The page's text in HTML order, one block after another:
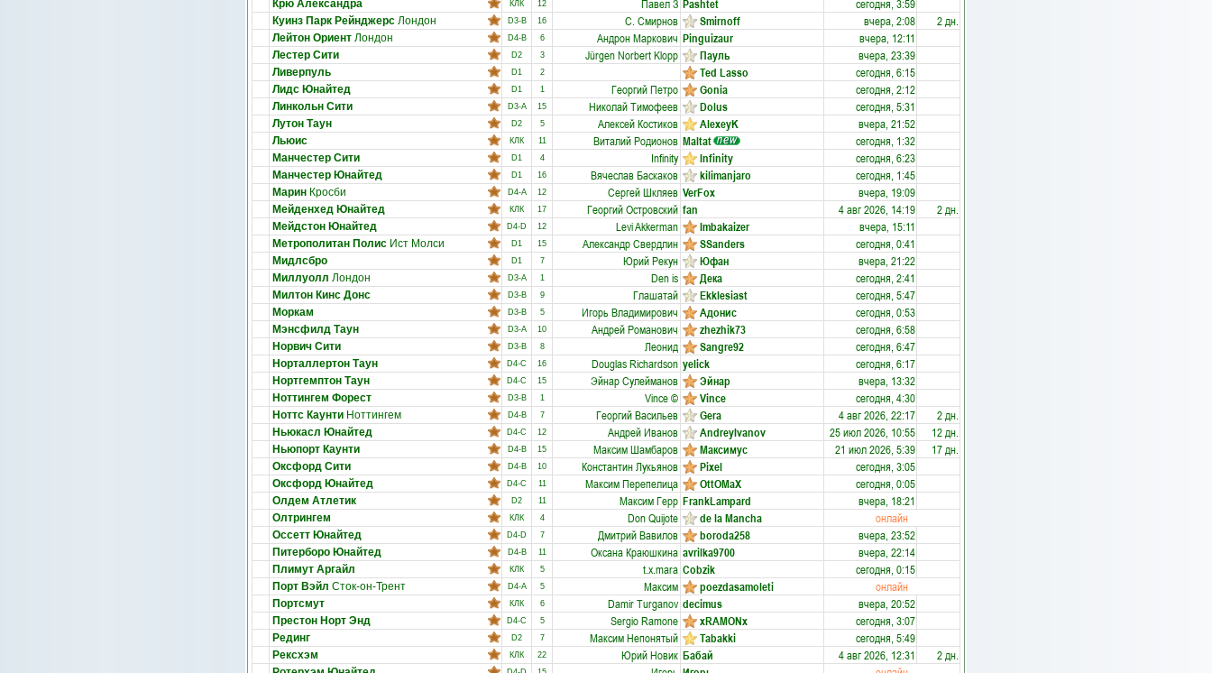
Крю Александра КЛК 12 Павел З Pashtet сегодня, 3:59
Куинз Парк Рейнджерс Лондон D3-B 16 С. Смирнов Smirnoff вчера, 2:08 2 дн.
Лейтон Ориент Лондон D4-B 6 Андрон Маркович Pinguizaur вчера, 12:11
Лестер Сити D2 3 Jürgen Norbert Klopp Пауль вчера, 23:39
Ливерпуль D1 2 Ted Lasso сегодня, 6:15
Лидс Юнайтед D1 1 Георгий Петро Gonia сегодня, 2:12
Линкольн Сити D3-A 15 Николай Тимофеев Dolus сегодня, 5:31
Лутон Таун D2 5 Алексей Костиков AlexeyK вчера, 21:52
Льюис КЛК 11 Виталий Родионов Maltat сегодня, 1:32
Манчестер Сити D1 4 Infinity Infinity сегодня, 6:23
Манчестер Юнайтед D1 16 Вячеслав Баскаков kilimanjaro сегодня, 1:45
Марин Кросби D4-A 12 Сергей Шкляев VerFox вчера, 19:09
Мейденхед Юнайтед КЛК 17 Георгий Островский fan 4 авг 2026, 14:19 2 дн.
Мейдстон Юнайтед D4-D 12 Levi Akkerman Imbakaizer вчера, 15:11
Метрополитан Полис Ист Молси D1 15 Александр Свердлин SSanders сегодня, 0:41
Мидлсбро D1 7 Юрий Рекун Юфан вчера, 21:22
Миллуолл Лондон D3-A 1 Den is Дека сегодня, 2:41
Милтон Кинс Донс D3-B 9 Глашатай Ekklesiast сегодня, 5:47
Моркам D3-B 5 Игорь Владимирович Адонис сегодня, 0:53
Мэнсфилд Таун D3-A 10 Андрей Романович zhezhik73 сегодня, 6:58
Норвич Сити D3-B 8 Леонид Sangre92 сегодня, 6:47
Норталлертон Таун D4-C 16 Douglas Richardson yelick сегодня, 6:17
Нортгемптон Таун D4-C 15 Эйнар Сулейманов Эйнар вчера, 13:32
Ноттингем Форест D3-B 1 Vince © Vince сегодня, 4:30
Ноттс Каунти Ноттингем D4-B 7 Георгий Васильев Gera 4 авг 2026, 22:17 2 дн.
Ньюкасл Юнайтед D4-C 12 Андрей Иванов AndreyIvanov 25 июл 2026, 10:55 12 дн.
Ньюпорт Каунти D4-B 15 Максим Шамбаров Максимус 21 июл 2026, 5:39 17 дн.
Оксфорд Сити D4-B 10 Константин Лукьянов Pixel сегодня, 3:05
Оксфорд Юнайтед D4-C 11 Максим Перепелица OttOMaX сегодня, 0:05
Олдем Атлетик D2 11 Максим Герр FrankLampard вчера, 18:21
Олтрингем КЛК 4 Don Quijote de la Mancha онлайн
Оссетт Юнайтед D4-D 7 Дмитрий Вавилов boroda258 вчера, 23:52
Питерборо Юнайтед D4-B 11 Оксана Краюшкина avrilka9700 вчера, 22:14
Плимут Аргайл КЛК 5 t.x.mara Cobzik сегодня, 0:15
Порт Вэйл Сток-он-Трент D4-A 5 Максим poezdasamoleti онлайн
Портсмут КЛК 6 Damir Turganov decimus вчера, 20:52
Престон Норт Энд D4-C 5 Sergio Ramone xRAMONx сегодня, 3:07
Рединг D2 7 Максим Непонятый Tabakki сегодня, 5:49
Рексхэм КЛК 22 Юрий Новик Бабай 4 авг 2026, 12:31 2 дн.